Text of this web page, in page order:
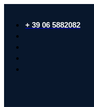
+ 39 06 5882082